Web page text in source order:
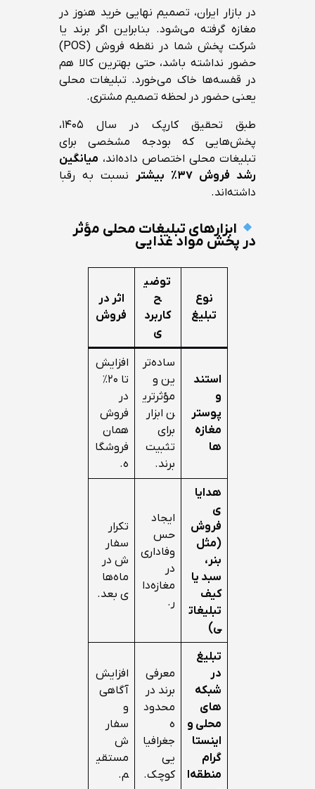
در بازار ایران، تصمیم نهایی خرید هنوز در
مغازه گرفته می‌شود. بنابراین اگر برند یا
شرکت پخش شما در نقطه فروش (POS)
حضور نداشته باشد، حتی بهترین کالا هم
در قفسه‌ها خاک می‌خورد. تبلیغات محلی
یعنی حضور در لحظه تصمیم مشتری.
طبق تحقیق کارپک در سال ۱۴۰۵،
پخش‌هایی که بودجه مشخصی برای
تبلیغات محلی اختصاص داده‌اند، میانگین
رشد فروش ۳۷٪ بیشتر
نسبت به رقبا
داشته‌اند.
ابزارهای تبلیغات محلی مؤثر
در پخش مواد غذایی
نوع
تبلیغ
توضی
ح
کاربرد
ی
اثر در
فروش
استند
و
پوستر
مغازه‌
ها
ساده‌تر
ین و
مؤثرتری
ن ابزار
برای
تثبیت
برند.
افزایش
تا ۲۰٪
در
فروش
همان
فروشگا
ه.
هدایا
ی
فروش
(مثل
بنر،
سبد یا
کیف
تبلیغات
ی)
ایجاد
حس
وفاداری
در
مغازه‌دا
ر.
تکرار
سفار
ش در
ماه‌ها
ی بعد.
تبلیغ
در
شبکه‌
های
محلی و
اینستا
گرام
منطقه‌ا
معرفی
برند در
محدود
ه
جغرافیا
یی
کوچک.
افزایش
آگاهی
و
سفار
ش
مستقی
م.